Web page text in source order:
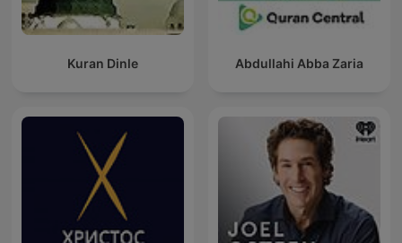
Kuran Dinle Abdullahi Abba Zaria